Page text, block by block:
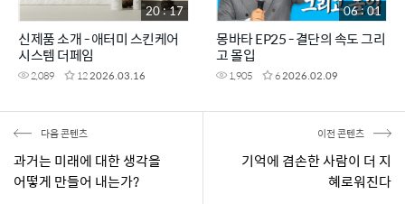
신제품 소개 - 애터미 스킨케어
시스템 더페임
2,089 122026.03.16
20 : 17
몽바타 EP25 - 결단의 속도 그리
고 몰입
1,905 62026.02.09
06 : 01
다음 콘텐츠
과거는 미래에 대한 생각을
어떻게 만들어 내는가?
이전 콘텐츠
기억에 겸손한 사람이 더 지
혜로워진다